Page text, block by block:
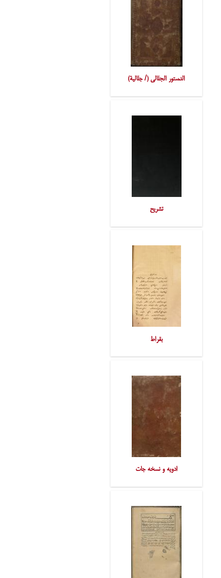
الدّستور الجلالی (/ جلالیة)
تشریح
بقراط
ادویه و نسخه‌ جات